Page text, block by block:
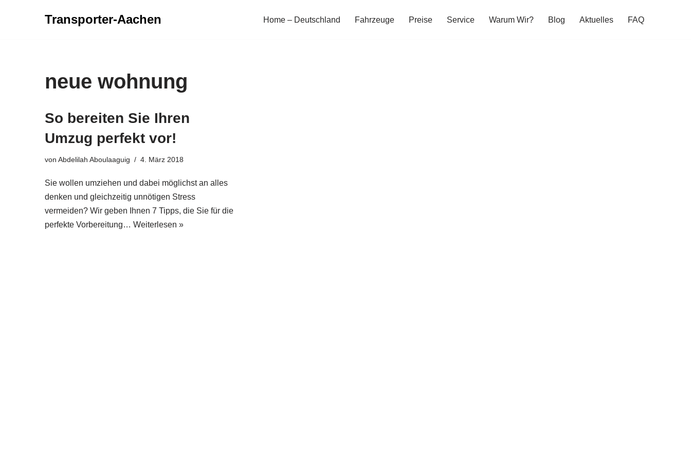
Transporter-Aachen Home – Deutschland Fahrzeuge Preise Service Warum Wir? Blog Aktuelles FAQ
neue wohnung
So bereiten Sie Ihren
Umzug perfekt vor!
von Abdelilah Aboulaaguig 4. März 2018
Sie wollen umziehen und dabei möglichst an alles
denken und gleichzeitig unnötigen Stress
vermeiden? Wir geben Ihnen 7 Tipps, die Sie für die
perfekte Vorbereitung… Weiterlesen »